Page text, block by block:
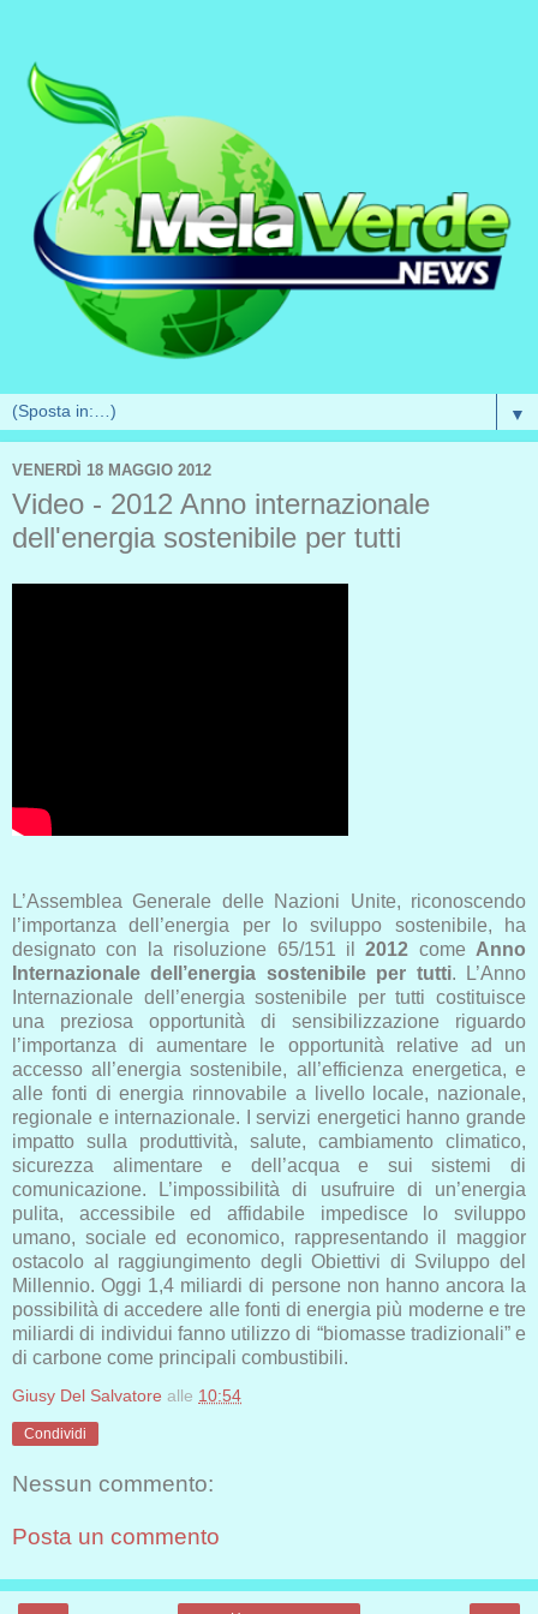
▼
VENERDÌ 18 MAGGIO 2012
Video - 2012 Anno internazionale
dell'energia sostenibile per tutti
L’Assemblea Generale delle Nazioni Unite, riconoscendo
l’importanza dell’energia per lo sviluppo sostenibile, ha
designato con la risoluzione 65/151 il2012 come Anno
Internazionale dell’energia sostenibile per tutti. L’Anno
Internazionale dell’energia sostenibile per tutti costituisce
una preziosa opportunità di sensibilizzazione riguardo
l’importanza di aumentare le opportunità relative ad un
accesso all’energia sostenibile, all’efficienza energetica, e
alle fonti di energia rinnovabile a livello locale, nazionale,
regionale e internazionale. I servizi energetici hanno grande
impatto sulla produttività, salute, cambiamento climatico,
sicurezza alimentare e dell’acqua e sui sistemi di
comunicazione. L’impossibilità di usufruire di un’energia
pulita, accessibile ed affidabile impedisce lo sviluppo
umano, sociale ed economico, rappresentando il maggior
ostacolo al raggiungimento degli Obiettivi di Sviluppo del
Millennio. Oggi 1,4 miliardi di persone non hanno ancora la
possibilità di accedere alle fonti di energia più moderne e tre
miliardi di individui fanno utilizzo di “biomasse tradizionali” e
di carbone come principali combustibili.
Giusy Del Salvatore alle 10:54
Condividi
Nessun commento:
Posta un commento